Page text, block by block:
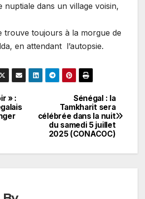
nuptiale dans un village voisin,
trouve toujours à la morgue de
en attendant l’autopsie.
Sénégal : la
Tamkharit sera
célébrée dans la nuit
du samedi 5 juillet
2025 (CONACOC)
» :